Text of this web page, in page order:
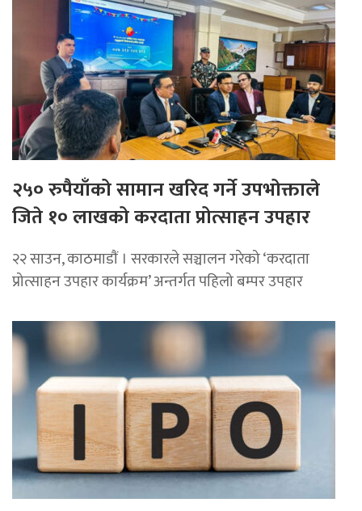
२५० रुपैयाँको सामान खरिद गर्ने उपभोक्ताले
जिते १० लाखको करदाता प्रोत्साहन उपहार
२२ साउन, काठमाडाैं । सरकारले सञ्चालन गरेको ‘करदाता
प्रोत्साहन उपहार कार्यक्रम’ अन्तर्गत पहिलो बम्पर उपहार